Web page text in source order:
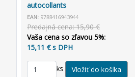
autocollants
EAN: 9788416943944
Predajná cena: 15,90 €
Vaša cena so zľavou 5%:
15,11 € s DPH
ks